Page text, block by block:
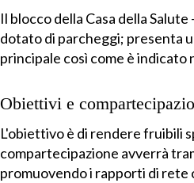
Il blocco della Casa della
dotato di parcheggi; presenta
principale così come è indicato
Obiettivi e
L'obiettivo è di rendere fruibili
compartecipazione avverrà
promuovendo i rapporti di